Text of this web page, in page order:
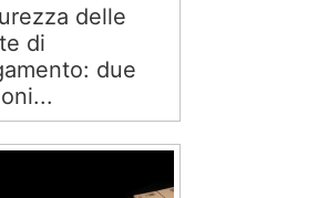
delle
di
due